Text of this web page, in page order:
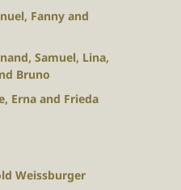
Fanny and
Samuel, Lina,
Bruno
Erna and Frieda
Weissburger